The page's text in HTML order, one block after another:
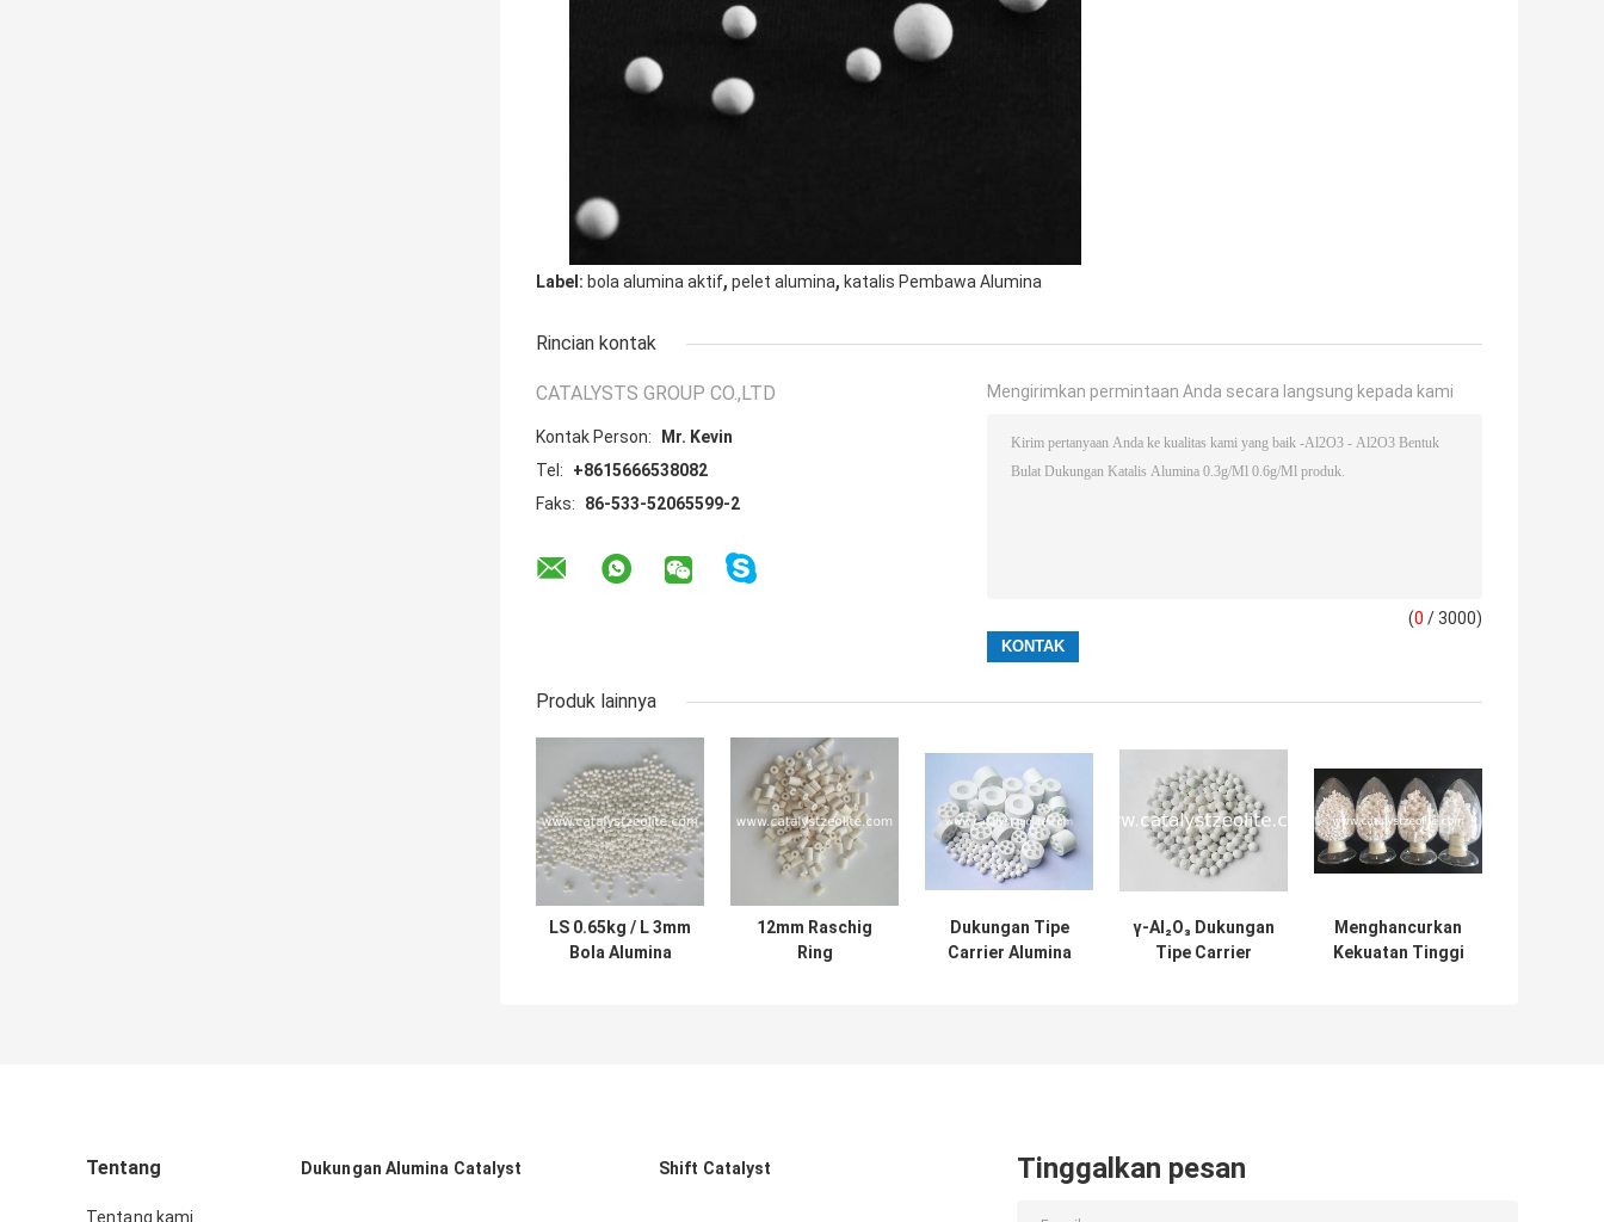
Label: bola alumina aktif, pelet alumina, katalis Pembawa Alumina
Rincian kontak
CATALYSTS GROUP CO.,LTD
Kontak Person:
Mr. Kevin
Tel:
+8615666538082
Faks:
86-533-52065599-2
Mengirimkan permintaan Anda secara langsung kepada kami
(0 / 3000)
Produk lainnya
LS 0.65kg / L 3mm
Bola Alumina
12mm Raschig
Ring
Dukungan Tipe
Carrier Alumina
γ-Al₂O₃ Dukungan
Tipe Carrier
Menghancurkan
Kekuatan Tinggi
Tentang
Tentang kami
Dukungan Alumina Catalyst Shift Catalyst Tinggalkan pesan